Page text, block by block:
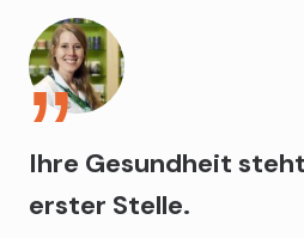
Ihre Gesundheit
erster Stelle.